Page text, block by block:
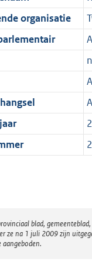
organisatie
blad,
ze na 1 juli 2009 zijn
aangeboden.